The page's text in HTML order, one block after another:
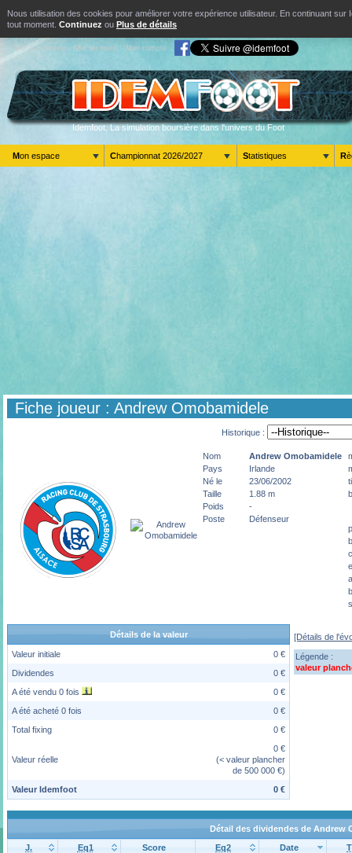
Nous utilisation des cookies pour améliorer votre expérience utilisateur. En continuant
tout moment. Continuez ou Plus de détails
Aller au contenu Aller au menu Mon compte
Idemfoot. La simulation boursière dans l'univers du Foot
Mon espace Championnat 2026/2027 Statistiques
Fiche joueur : Andrew Omobamidele
Historique :
Nom Andrew Omobamidele
Pays
Irlande
Né le
23/06/2002
Taille
1.88 m
Poids
-
Poste
Défenseur
Détails de la valeur
Valeur initiale
0 €
Dividendes
0 €
A été vendu 0 fois
0 €
A été acheté 0 fois
0 €
Total fixing
0 €
Valeur réelle
0 €
(< valeur plancher
de 500 000 €)
Valeur Idemfoot
0 €
[Détails de
Légende :
valeur
Détail des dividendes de Andrew
J.
Eq1 Score Eq2 Date